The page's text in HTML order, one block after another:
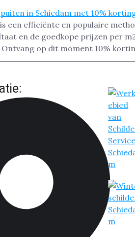
een efficiënte en populaire
en de goedkope prijzen per
Ontvang op dit moment 10%